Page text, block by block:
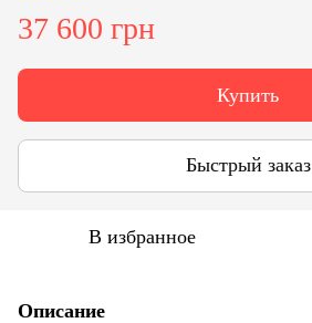
37 600 грн
Купить
Быстрый заказ
В избранное
Описание